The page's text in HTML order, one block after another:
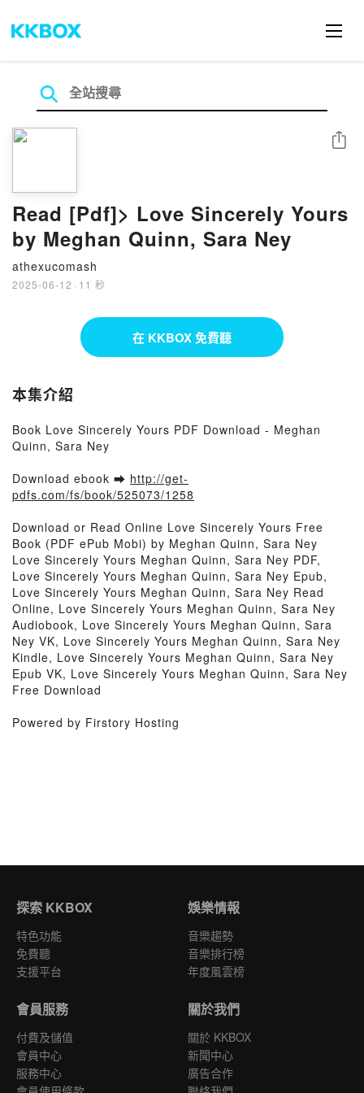
Read [Pdf]> Love Sincerely Yours
by Meghan Quinn, Sara Ney
athexucomash
2025-06-12 · 11 秒
分享
在 KKBOX 免費聽
本集介紹
Book Love Sincerely Yours PDF Download - Meghan
Quinn, Sara Ney
Download ebook ➡ http://get-
pdfs.com/fs/book/525073/1258
Download or Read Online Love Sincerely Yours Free
Book (PDF ePub Mobi) by Meghan Quinn, Sara Ney
Love Sincerely Yours Meghan Quinn, Sara Ney PDF,
Love Sincerely Yours Meghan Quinn, Sara Ney Epub,
Love Sincerely Yours Meghan Quinn, Sara Ney Read
Online, Love Sincerely Yours Meghan Quinn, Sara Ney
Audiobook, Love Sincerely Yours Meghan Quinn, Sara
Ney VK, Love Sincerely Yours Meghan Quinn, Sara Ney
Kindle, Love Sincerely Yours Meghan Quinn, Sara Ney
Epub VK, Love Sincerely Yours Meghan Quinn, Sara Ney
Free Download
Powered by Firstory Hosting
探索 KKBOX
特色功能
免費聽
支援平台
娛樂情報
音樂趨勢
音樂排行榜
年度風雲榜
會員服務
付費及儲值
會員中心
服務中心
關於我們
關於 KKBOX
新聞中心
廣告合作